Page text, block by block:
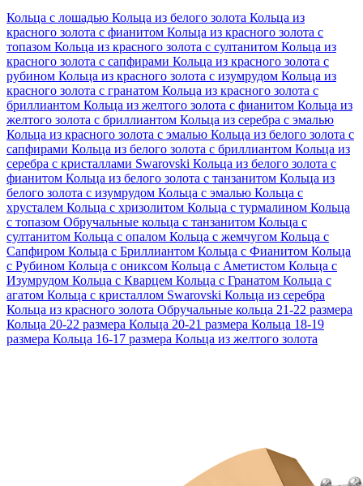
Кольца с лошадью Кольца из белого золота Кольца из
красного золота с фианитом Кольца из красного золота с
топазом Кольца из красного золота с султанитом Кольца из
красного золота с сапфирами Кольца из красного золота с
рубином Кольца из красного золота с изумрудом Кольца из
красного золота с гранатом Кольца из красного золота с
бриллиантом Кольца из желтого золота с фианитом Кольца из
желтого золота с бриллиантом Кольца из серебра с эмалью
Кольца из красного золота с эмалью Кольца из белого золота с
сапфирами Кольца из белого золота с бриллиантом Кольца из
серебра с кристаллами Swarovski Кольца из белого золота с
фианитом Кольца из белого золота с танзанитом Кольца из
белого золота с изумрудом Кольца с эмалью Кольца с
хрусталем Кольца с хризолитом Кольца с турмалином Кольца
с топазом Обручальные кольца с танзанитом Кольца с
султанитом Кольца с опалом Кольца с жемчугом Кольца с
Сапфиром Кольца с Бриллиантом Кольца с Фианитом Кольца
с Рубином Кольца с ониксом Кольца с Аметистом Кольца с
Изумрудом Кольца с Кварцем Кольца с Гранатом Кольца с
агатом Кольца с кристаллом Swarovski Кольца из серебра
Кольца из красного золота Обручальные кольца 21-22 размера
Кольца 20-22 размера Кольца 20-21 размера Кольца 18-19
размера Кольца 16-17 размера Кольца из желтого золота